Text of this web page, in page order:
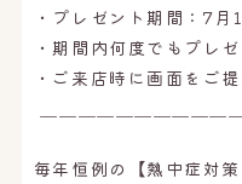
・プレゼント期間：7
・期間内何度でもプレゼ
・ご来店時に画面をご
毎年恒例の【熱中症対